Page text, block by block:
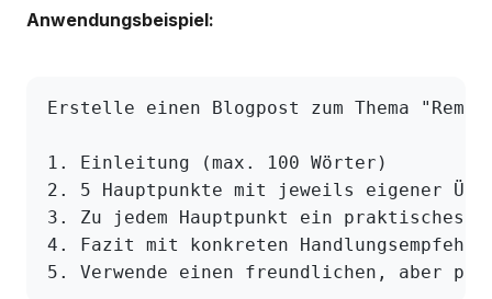
Anwendungsbeispiel:
Erstelle einen Blogpost zum Thema
1. Einleitung (max. 100 Wörter)
2. 5 Hauptpunkte mit jeweils eigener
3. Zu jedem Hauptpunkt ein praktisches
4. Fazit mit konkreten
5. Verwende einen freundlichen, aber